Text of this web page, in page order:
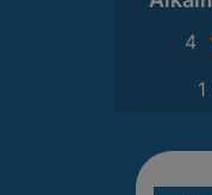
4